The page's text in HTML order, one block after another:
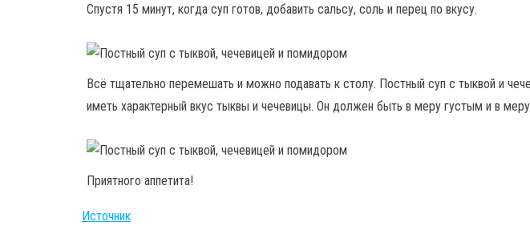
Спустя 15 минут, когда суп готов, добавить сальсу, соль и перец по вкусу.
Всё тщательно перемешать и можно подавать к столу. Постный суп с тыквой и
иметь характерный вкус тыквы и чечевицы. Он должен быть в меру густым и в
Приятного аппетита!
Источник